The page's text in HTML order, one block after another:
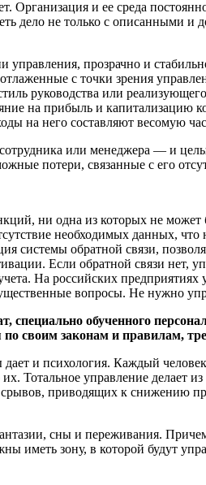
Организация и ее среда
дело не только с
прозрачно и
с точки зрения
руководства или
на прибыль и
на него составляют весомую
или менеджера — и
потери, связанные с его
ни одна из которых не
необходимых данных,
системы обратной связи,
Если обратной связи
На российских
вопросы. Не нужно
обученного
по своим законам и правилам,
и психология. Каждый
Тотальное управление делает
приводящих к снижению
сны и переживания.
иметь зону, в которой будут